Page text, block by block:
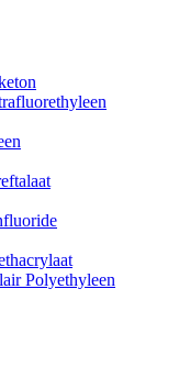
Polyethyleen